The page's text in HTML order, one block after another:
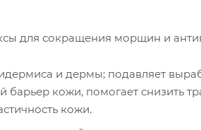
для сокращения морщин и
и дермы; подавляет
кожи, помогает снизить
кожи.